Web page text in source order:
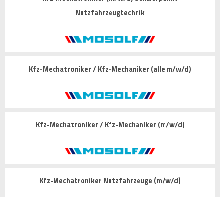
Nutzfahrzeugtechnik
Kfz-Mechatroniker / Kfz-Mechaniker (alle m/w/d)
Kfz-Mechatroniker / Kfz-Mechaniker (m/w/d)
Kfz-Mechatroniker Nutzfahrzeuge (m/w/d)